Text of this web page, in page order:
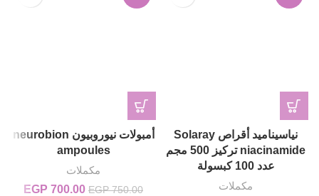
نياسيناميد أقراص Solaray
niacinamide تركيز 500 مجم
عدد 100 كبسولة
مكملات
أمبولات نيوروبيون neurobion
ampoules
مكملات
EGP750.00
السعر الأصلي
EGP 700.00